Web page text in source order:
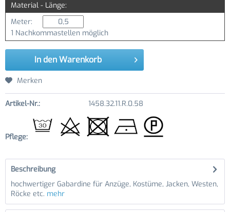
Material - Länge:
Meter:
1 Nachkommastellen möglich
In den Warenkorb
Merken
Artikel-Nr.: 1458.32.11.R.0.58
Pflege:
Beschreibung
hochwertiger Gabardine für Anzüge, Kostüme, Jacken, Westen,
Röcke etc. mehr